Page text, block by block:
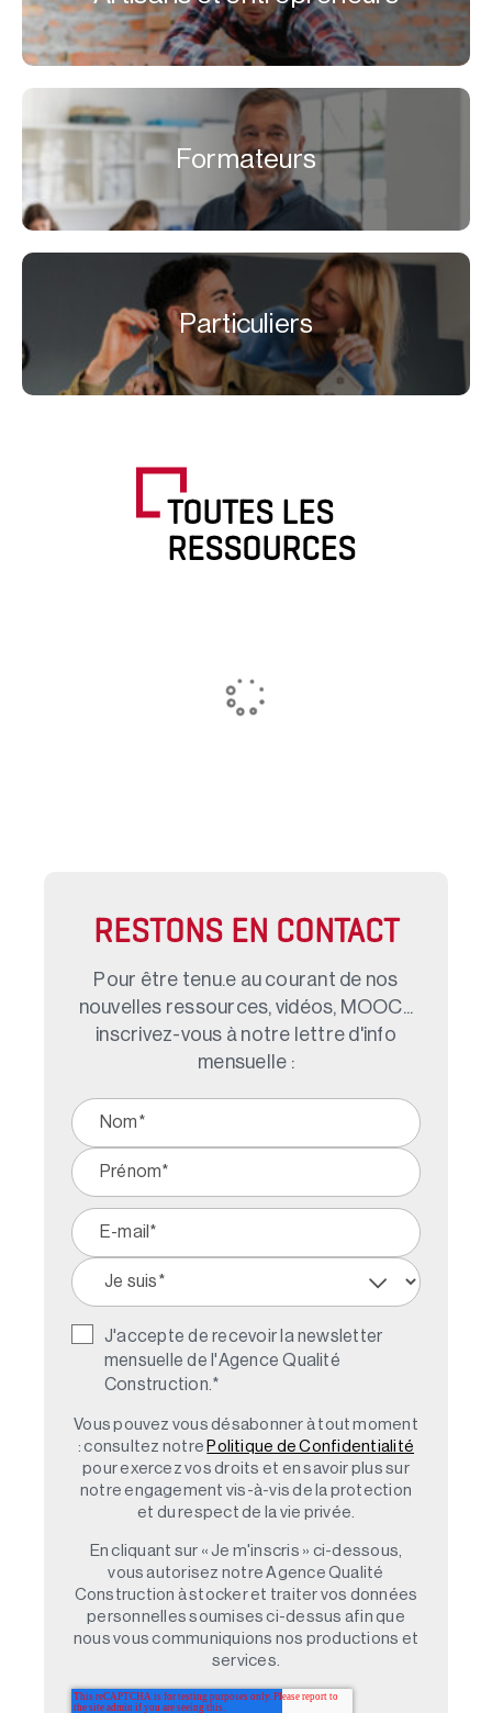
Formateurs
Particuliers
TOUTES LES
RESSOURCES
RESTONS EN CONTACT
Pour être tenu.e au courant de nos
nouvelles ressources, vidéos, MOOC...
inscrivez-vous à notre lettre d'info
mensuelle :
J'accepte de recevoir la newsletter
mensuelle de l'Agence Qualité
Construction. *
Vous pouvez vous désabonner à tout moment
: consultez notre Politique de Confidentialité
pour exercez vos droits et en savoir plus sur
notre engagement vis-à-vis de la protection
et du respect de la vie privée.
En cliquant sur « Je m'inscris » ci-dessous,
vous autorisez notre Agence Qualité
Construction à stocker et traiter vos données
personnelles soumises ci-dessus afin que
nous vous communiquions nos productions et
services.